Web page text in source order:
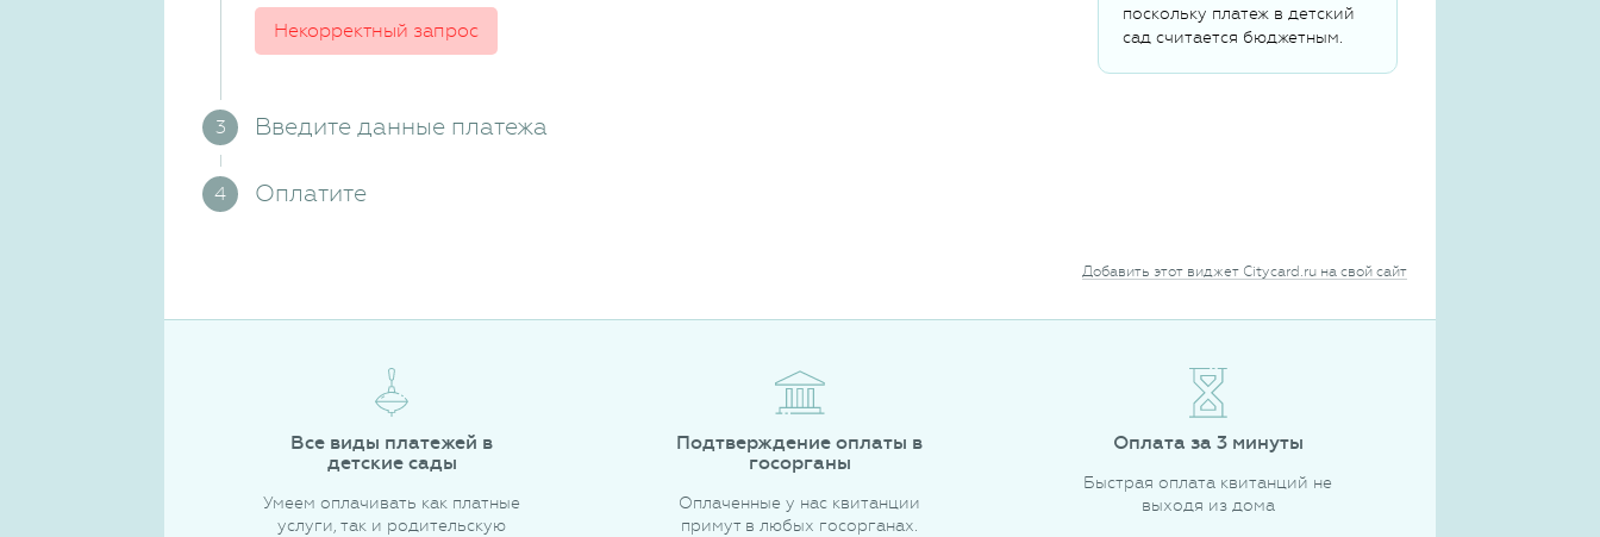
поскольку платеж в детский
сад считается бюджетным.
Некорректный запрос
Введите данные платежа
Оплатите
Добавить этот виджет Citycard.ru на свой сайт
Все виды платежей в
детские сады
Умеем оплачивать как платные
услуги, так и родительскую
Подтверждение оплаты в
госорганы
Оплаченные у нас квитанции
примут в любых госорганах.
Оплата за 3 минуты
Быстрая оплата квитанций не
выходя из дома